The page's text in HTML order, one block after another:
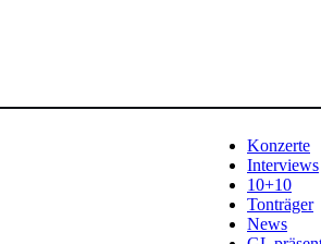
Konzerte
Interviews
10+10
Tonträger
News